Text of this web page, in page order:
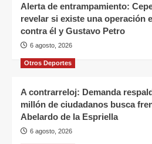
Alerta de entrampamiento:
revelar si existe una operación
contra él y Gustavo Petro
6 agosto, 2026
Otros Deportes
A contrarreloj: Demanda
millón de ciudadanos busca
Abelardo de la Espriella
6 agosto, 2026